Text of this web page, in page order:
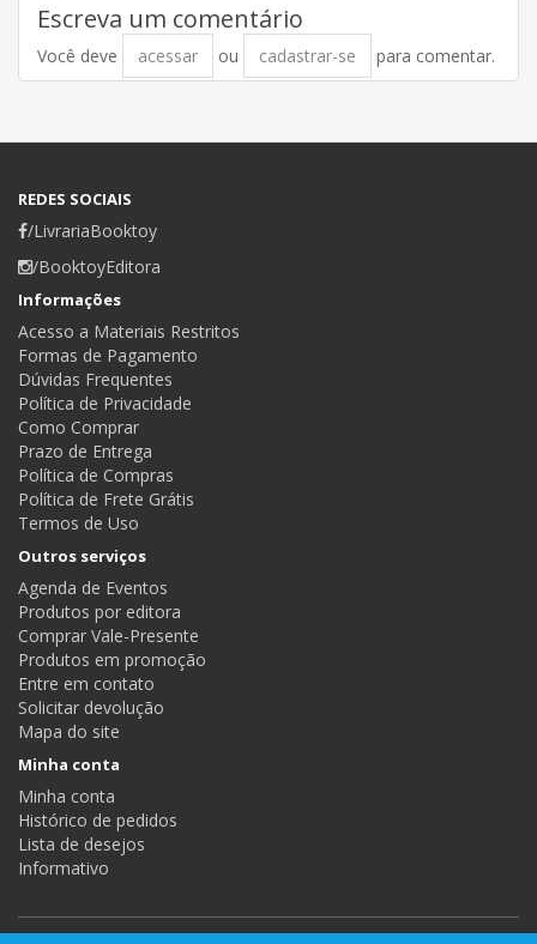
Escreva um comentário
Você deve acessar ou cadastrar-se para comentar.
REDES SOCIAIS
/LivrariaBooktoy
/BooktoyEditora
Informações
Acesso a Materiais Restritos
Formas de Pagamento
Dúvidas Frequentes
Política de Privacidade
Como Comprar
Prazo de Entrega
Política de Compras
Política de Frete Grátis
Termos de Uso
Outros serviços
Agenda de Eventos
Produtos por editora
Comprar Vale-Presente
Produtos em promoção
Entre em contato
Solicitar devolução
Mapa do site
Minha conta
Minha conta
Histórico de pedidos
Lista de desejos
Informativo